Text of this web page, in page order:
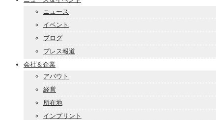
ニュース
イベント
ブログ
プレス報道
会社＆企業
アバウト
経営
所在地
インプリント